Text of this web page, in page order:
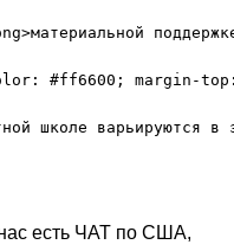
#ff6600; margin-top:
есть ЧАТ по США,